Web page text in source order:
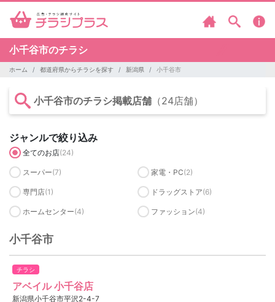
小千谷市のチラシ
ホーム 都道府県からチラシを探す 新潟県 小千谷市
小千谷市のチラシ掲載店舗 （24店舗）
ジャンルで絞り込み
全てのお店(24)
スーパー(7) 家電・PC(2)
専門店(1) ドラッグストア(6)
ホームセンター(4) ファッション(4)
小千谷市
チラシ
アベイル 小千谷店
新潟県小千谷市平沢2-4-7